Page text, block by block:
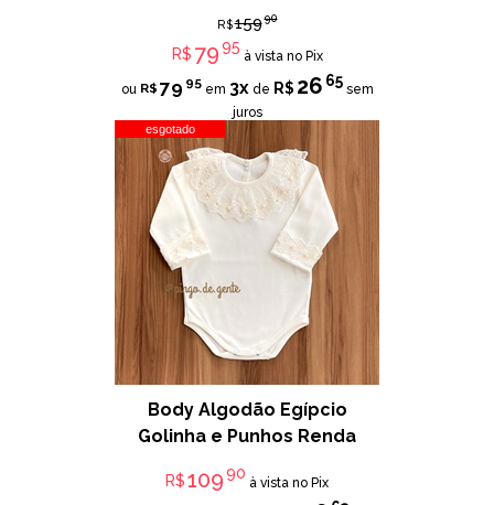
R$15990
R$ 7995
à vista no Pix
ou R$ 79 95em 3xde R$ 26 65
sem
juros
esgotado
Body Algodão Egípcio
Golinha e Punhos Renda
R$10990
à vista no Pix